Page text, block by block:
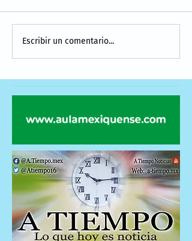
Escribir un comentario...